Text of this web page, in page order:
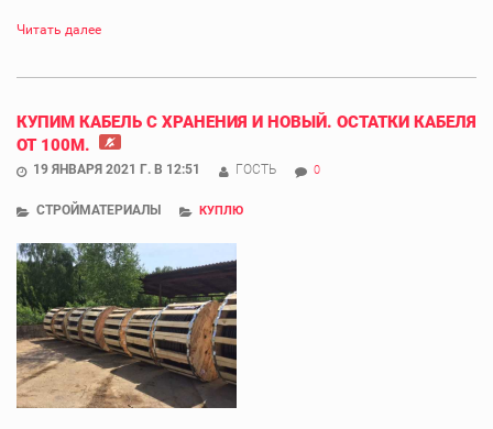
Читать далее
КУПИМ КАБЕЛЬ С ХРАНЕНИЯ И НОВЫЙ. ОСТАТКИ КАБЕЛЯ
ОТ 100М.
19 ЯНВАРЯ 2021 Г. В 12:51 ГОСТЬ 0
СТРОЙМАТЕРИАЛЫ КУПЛЮ